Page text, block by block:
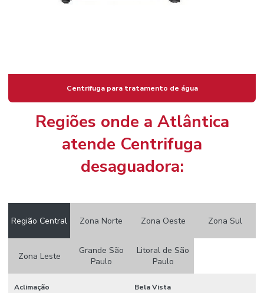
Centrifuga para tratamento de água
Regiões onde a Atlântica
atende Centrifuga
desaguadora:
Região Central Zona Norte Zona Oeste Zona Sul
Zona Leste
Grande São
Paulo
Litoral de São
Paulo
Aclimação Bela Vista